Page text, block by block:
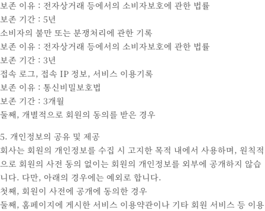
보존 이유 : 전자상거래 등에서의 소비자보호에 관한 법률
보존 기간 : 5년
소비자의 불만 또는 분쟁처리에 관한 기록
보존 이유 : 전자상거래 등에서의 소비자보호에 관한 법률
보존 기간 : 3년
접속 로그, 접속 IP 정보, 서비스 이용기록
보존 이유 : 통신비밀보호법
보존 기간 : 3개월
둘째, 개별적으로 회원의 동의를 받은 경우
5. 개인정보의 공유 및 제공
회사는 회원의 개인정보를 수집 시 고지한 목적 내에서 사용하며, 원칙적
으로 회원의 사전 동의 없이는 회원의 개인정보를 외부에 공개하지 않습
니다. 다만, 아래의 경우에는 예외로 합니다.
첫째, 회원이 사전에 공개에 동의한 경우
둘째, 홈페이지에 게시한 서비스 이용약관이나 기타 회원 서비스 등 이용